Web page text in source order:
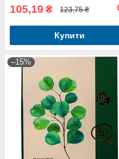
105,19 ₴ 123,75 ₴
Купити
–15%